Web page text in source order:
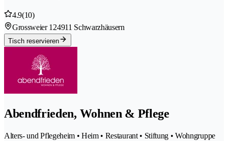
4.9(10)
Grossweier 124911 Schwarzhäusern
Tisch reservieren
Abendfrieden, Wohnen & Pflege
Alters- und Pflegeheim • Heim • Restaurant • Stiftung • Wohngruppe